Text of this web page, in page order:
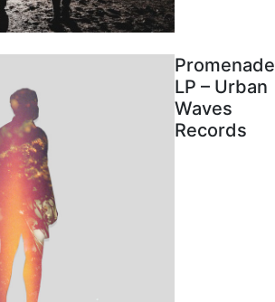
Promenade
LP – Urban
Waves
Records